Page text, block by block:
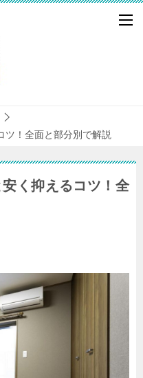
ツ！全面と部分別で解説
く抑えるコツ！全